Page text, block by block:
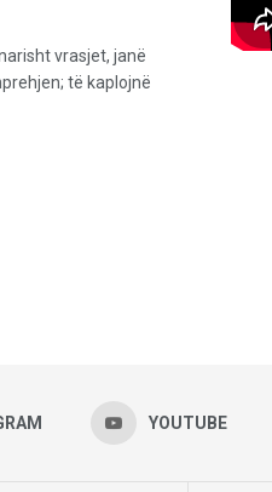
vrasjet, janë
të kaplojnë
YOUTUBE